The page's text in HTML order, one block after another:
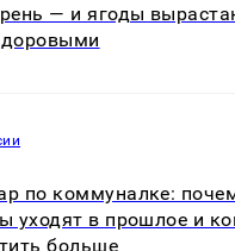
— и ягоды
по коммуналке:
уходят в прошлое и
больше